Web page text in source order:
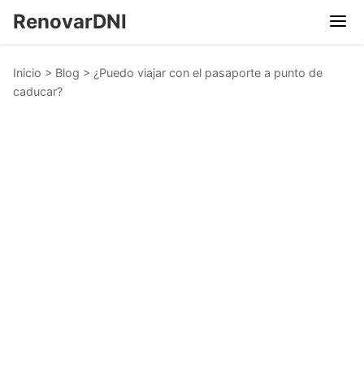
RenovarDNI
Inicio > Blog > ¿Puedo viajar con el pasaporte a punto de
caducar?